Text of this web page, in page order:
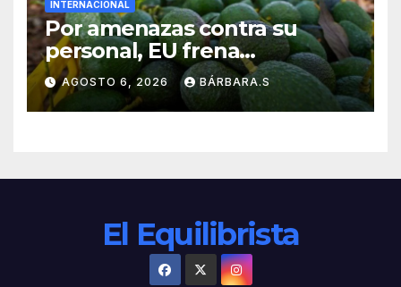
INTERNACIONAL
Por amenazas contra su
personal, EU frena
exportación de aguacate
AGOSTO 6, 2026 BÁRBARA.S
El Equilibrista